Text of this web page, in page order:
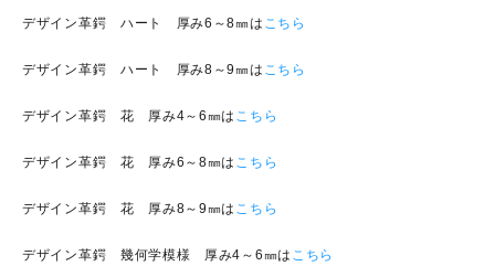
デザイン革鍔 ハート 厚み6～8㎜は こちら
デザイン革鍔 ハート 厚み8～9㎜は こちら
デザイン革鍔 花 厚み4～6㎜は こちら
デザイン革鍔 花 厚み6～8㎜は こちら
デザイン革鍔 花 厚み8～9㎜は こちら
デザイン革鍔 幾何学模様 厚み4～6㎜は こちら